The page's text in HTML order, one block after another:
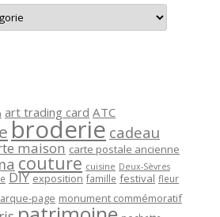
art trading card ATC
broderie cadeau
maison carte postale ancienne
couture cuisine Deux-Sèvres
DIY exposition famille festival fleur
page monument commémoratif